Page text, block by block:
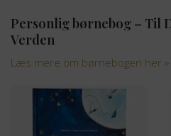
Personlig børnebog – Til
Verden
Læs mere om børnebogen her »